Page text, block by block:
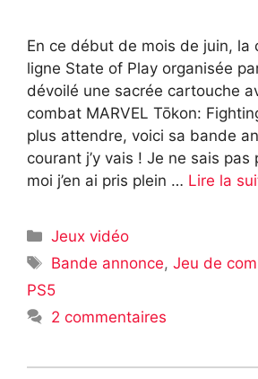
En ce début de mois de juin, la
ligne State of Play organisée
dévoilé une sacrée cartouche
combat MARVEL Tōkon:
plus attendre, voici sa bande
courant j’y vais ! Je ne sais pas
moi j’en ai pris plein … Lire la
Catégories
Jeux vidéo
Étiquettes
Bande annonce,Jeu de
PS5
2 commentaires